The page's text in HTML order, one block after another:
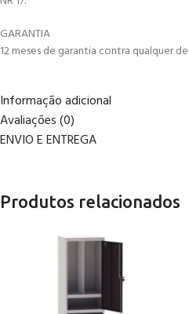
GARANTIA
12 meses de garantia contra qualquer
Informação adicional
Avaliações (0)
ENVIO E ENTREGA
Produtos relacionados